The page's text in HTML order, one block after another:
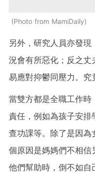
Photo from MamiDaily
另外，研究人員亦發
況會有所惡化；反之丈
易應對抑鬱同壓力。究
當雙方都是全職工作
責任，例如為孩子安排
查功課等。除了是因為
個原因是媽媽們不相
他們幫助時，倒不如自